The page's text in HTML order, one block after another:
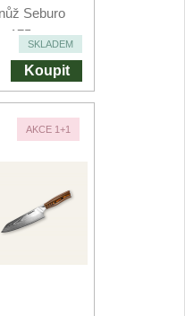
Seburo
175mm
SKLADEM
Koupit
AKCE 1+1